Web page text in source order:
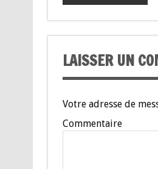
LAISSER UN
Votre adresse de
Commentaire